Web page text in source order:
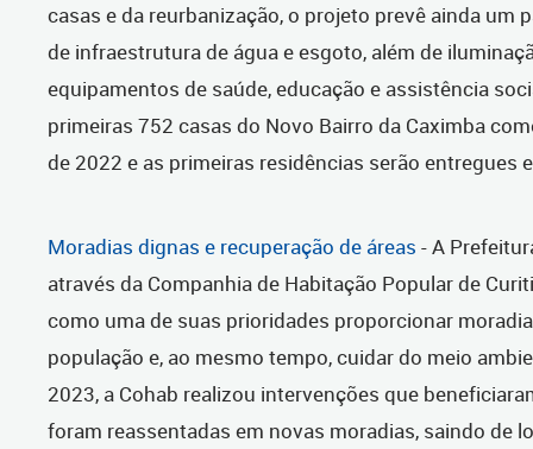
casas e da reurbanização, o projeto prevê ainda um
de infraestrutura de água e esgoto, além de
equipamentos de saúde, educação e assistência
primeiras 752 casas do Novo Bairro da Caximba
de 2022 e as primeiras residências serão entregues
Moradias dignas e recuperação de áreas - A
através da Companhia de Habitação Popular de
como uma de suas prioridades proporcionar
população e, ao mesmo tempo, cuidar do meio
2023, a Cohab realizou intervenções que
foram reassentadas em novas moradias, saindo de